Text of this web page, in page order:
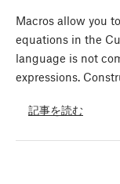
Macros allow you
equations in the
language is not
expressions.
記事を読む